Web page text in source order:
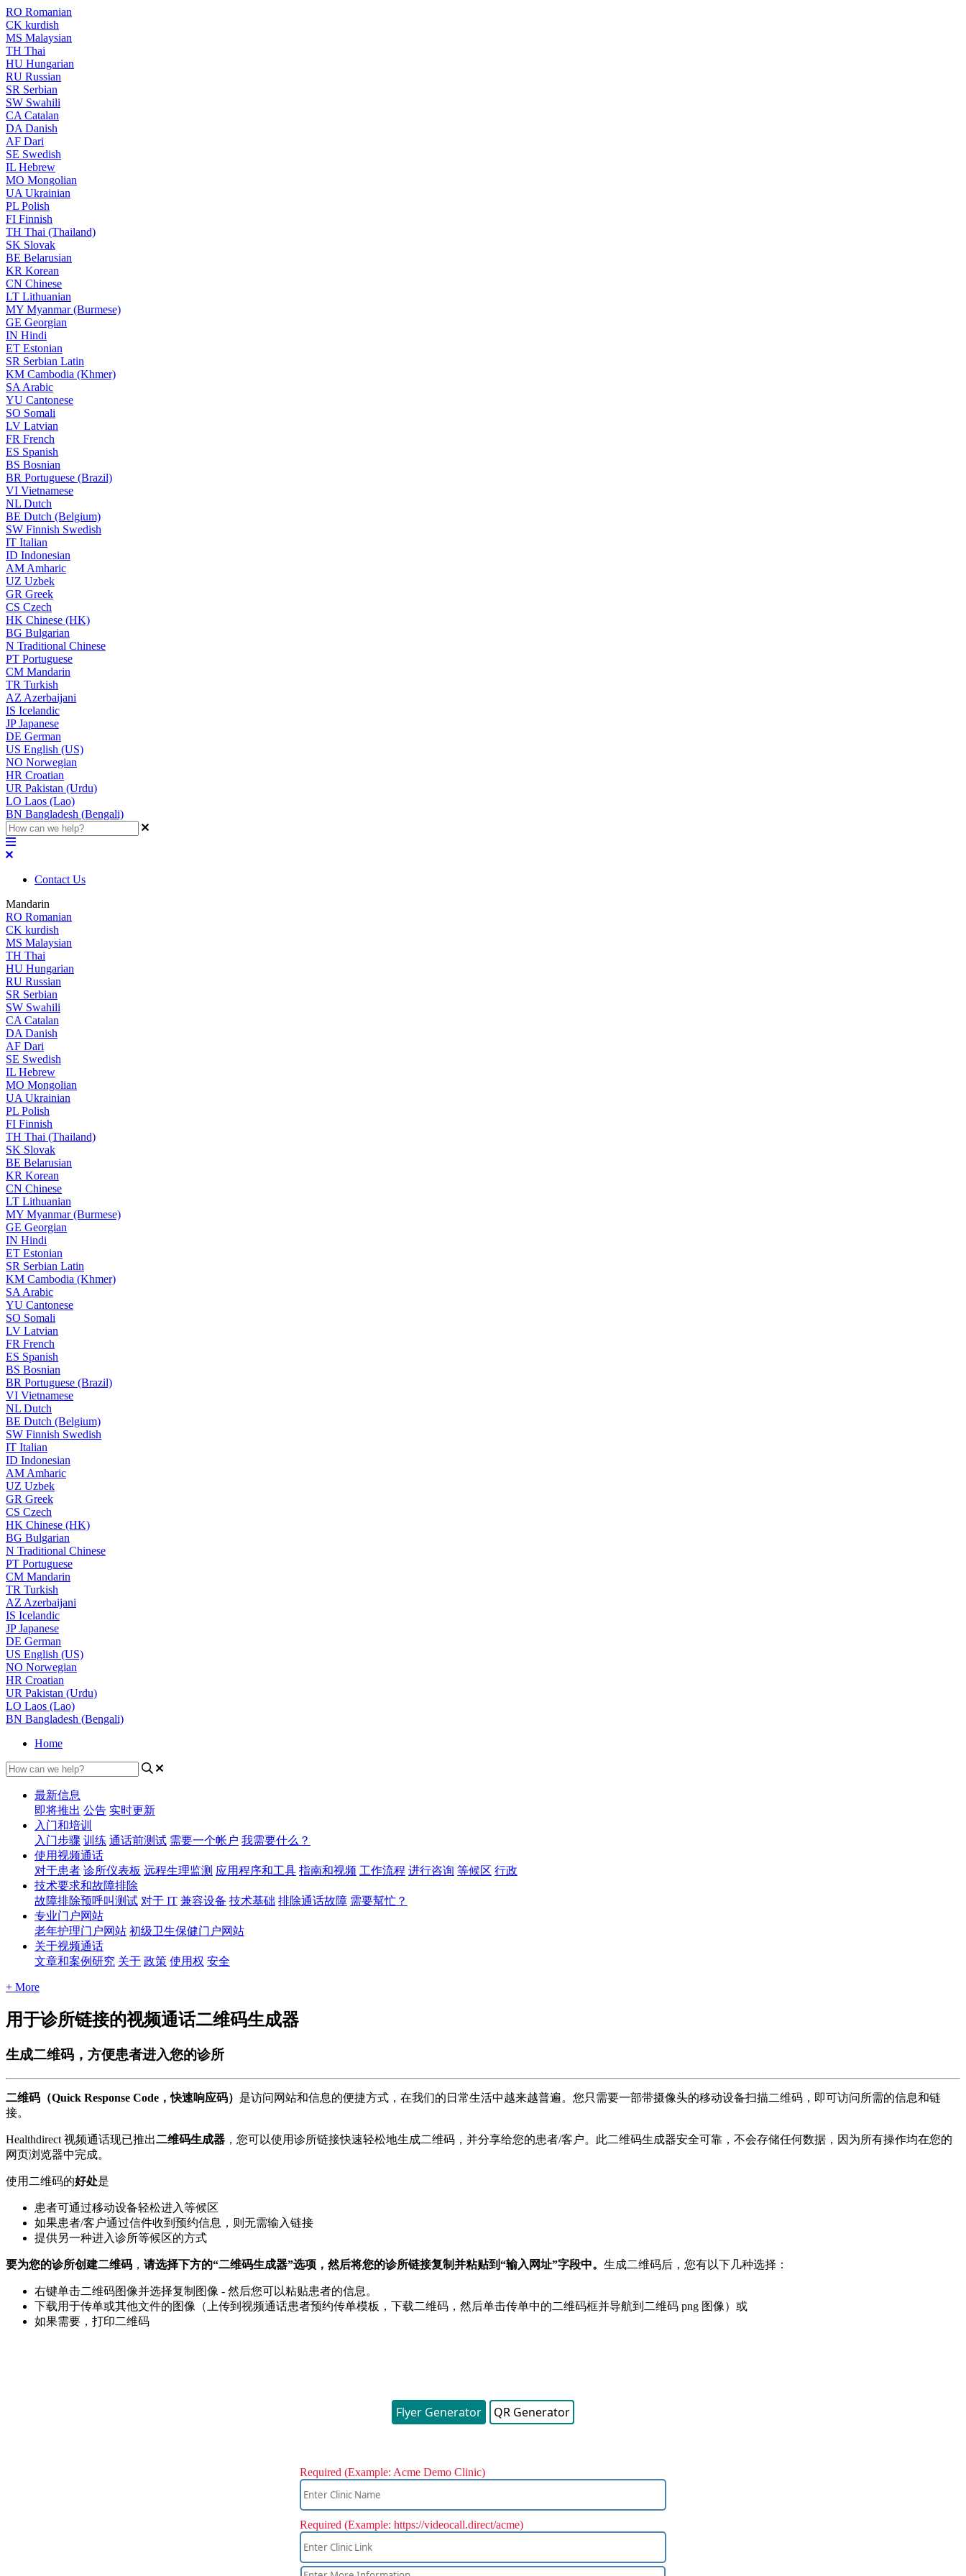
RO Romanian
CK kurdish
MS Malaysian
TH Thai
HU Hungarian
RU Russian
SR Serbian
SW Swahili
CA Catalan
DA Danish
AF Dari
SE Swedish
IL Hebrew
MO Mongolian
UA Ukrainian
PL Polish
FI Finnish
TH Thai (Thailand)
SK Slovak
BE Belarusian
KR Korean
CN Chinese
LT Lithuanian
MY Myanmar (Burmese)
GE Georgian
IN Hindi
ET Estonian
SR Serbian Latin
KM Cambodia (Khmer)
SA Arabic
YU Cantonese
SO Somali
LV Latvian
FR French
ES Spanish
BS Bosnian
BR Portuguese (Brazil)
VI Vietnamese
NL Dutch
BE Dutch (Belgium)
SW Finnish Swedish
IT Italian
ID Indonesian
AM Amharic
UZ Uzbek
GR Greek
CS Czech
HK Chinese (HK)
BG Bulgarian
N Traditional Chinese
PT Portuguese
CM Mandarin
TR Turkish
AZ Azerbaijani
IS Icelandic
JPJapanese
DE German
US English (US)
NO Norwegian
HR Croatian
UR Pakistan (Urdu)
LO Laos (Lao)
BN Bangladesh (Bengali)
Contact Us
Mandarin
RO Romanian
CK kurdish
MS Malaysian
TH Thai
HU Hungarian
RU Russian
SR Serbian
SW Swahili
CA Catalan
DA Danish
AF Dari
SE Swedish
IL Hebrew
MO Mongolian
UA Ukrainian
PL Polish
FI Finnish
TH Thai (Thailand)
SK Slovak
BE Belarusian
KR Korean
CN Chinese
LT Lithuanian
MY Myanmar (Burmese)
GE Georgian
IN Hindi
ET Estonian
SR Serbian Latin
KM Cambodia (Khmer)
SA Arabic
YU Cantonese
SO Somali
LV Latvian
FR French
ES Spanish
BS Bosnian
BR Portuguese (Brazil)
VI Vietnamese
NL Dutch
BE Dutch (Belgium)
SW Finnish Swedish
IT Italian
ID Indonesian
AM Amharic
UZ Uzbek
GR Greek
CS Czech
HK Chinese (HK)
BG Bulgarian
N Traditional Chinese
PT Portuguese
CM Mandarin
TR Turkish
AZ Azerbaijani
IS Icelandic
JPJapanese
DE German
US English (US)
NO Norwegian
HR Croatian
UR Pakistan (Urdu)
LO Laos (Lao)
BN Bangladesh (Bengali)
Home
最新信息
即将推出 公告 实时更新
入门和培训
入门步骤 训练 通话前测试 需要一个帐户 我需要什么？
使用视频通话
对于患者 诊所仪表板 远程生理监测 应用程序和工具 指南和视频 工作流程 进行咨询 等候区 行政
技术要求和故障排除
故障排除预呼叫测试 对于 IT 兼容设备 技术基础 排除通话故障 需要幫忙？
专业门户网站
老年护理门户网站 初级卫生保健门户网站
关于视频通话
文章和案例研究 关于 政策 使用权 安全
+ More
用于诊所链接的视频通话二维码生成器
生成二维码，方便患者进入您的诊所
二维码 （Quick Response Code ，快速响应码） 是访问 网站和信息的便捷方式 ， 在我们的 日 常生活中越来越普遍。 您只 需要一部带摄像头的移动设备扫描二维码 ， 即可访问 所需的信息和链
接。
Healthdirect 视频通话现已推出二维码生成器 ， 您可以使用诊所链接快速轻松地生成二维码 ， 并分享给您的患者/客 户。 此二维码生成器安全可靠 ， 不会存储任何数据 ， 因 为所有操作均在您的
网页浏 览器中完成。
使用 二维码的好处是
患者可通过移动设备轻松进入等候区
如果患者/客 户通过信件收到 预约信息 ， 则 无需输 入链接
提供另一种进入诊所等候区的方式
要为您的诊所创建二维码 ， 请选择下方的“二维码生成器”选项 ， 然后将您的诊所链接复制并粘贴到“输入 网址”字段中。 生成二维码后 ， 您有以下几种选择 ：
右键单击二维码图像并选择复制 图像 - 然后您可以粘贴患者的信息 。
下载用于传单或其他文件的图像 （ 上传到 视频通话患者预约传单模板 ， 下载二维码 ， 然后单击传单中的二维码框并导航到 二维码 png 图像） 或
如果需要 ， 打印二维码